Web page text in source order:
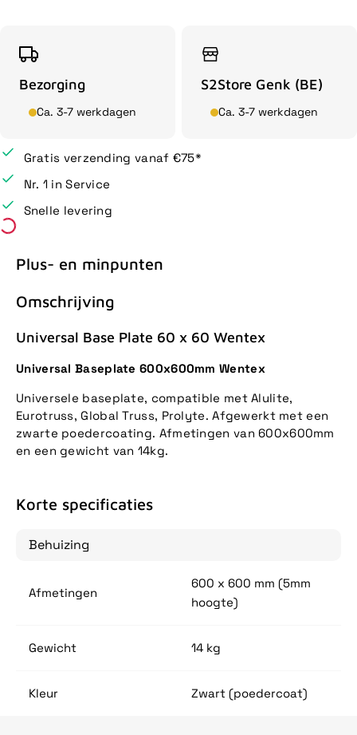
Bezorging
Ca. 3-7 werkdagen
S2Store Genk (BE)
Ca. 3-7 werkdagen
Gratis verzending vanaf €75*
Nr. 1 in Service
Snelle levering
Plus- en minpunten
Omschrijving
Universal Base Plate 60 x 60 Wentex
Universal Baseplate 600x600mm Wentex
Universele baseplate, compatible met Alulite,
Eurotruss, Global Truss, Prolyte. Afgewerkt met een
zwarte poedercoating. Afmetingen van 600x600mm
en een gewicht van 14kg.
Korte specificaties
Behuizing
Afmetingen
600 x 600 mm (5mm
hoogte)
Gewicht 14 kg
Kleur Zwart (poedercoat)